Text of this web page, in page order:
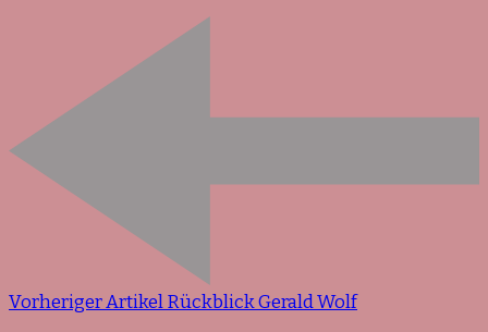
Vorheriger ArtikelRückblick Gerald Wolf